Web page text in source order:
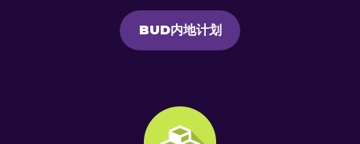
BUD内地计划